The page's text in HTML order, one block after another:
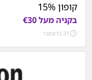
קופון 15%
בקניה מעל €30
31 בדצמבר